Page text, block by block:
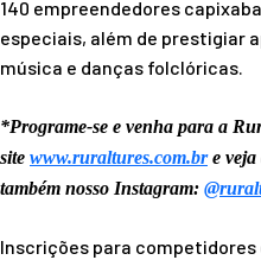
140 empreendedores
especiais, além de prestigiar
música e danças folclóricas.
*Programe-se e venha para a
site www.ruraltures.com.bre veja
também nosso Instagram:
Inscrições para